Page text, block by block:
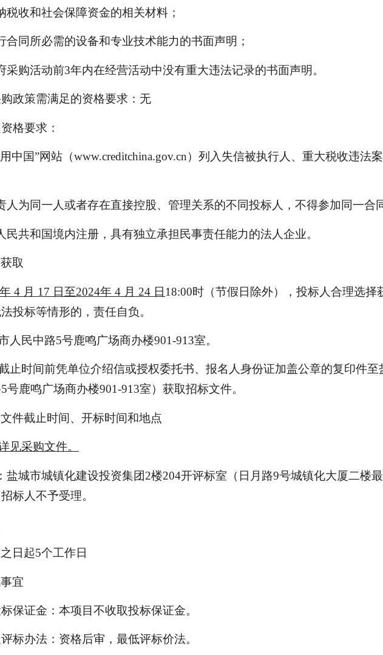
税收和社会保障资金的相关材料；
合同所必需的设备和专业技术能力的书面声明；
采购活动前3年内在经营活动中没有重大违法记录的书面声明。
政策需满足的资格要求：无
格要求：
中国”网站（www.creditchina.gov.cn）列入失信被执行人、重大税收违法
人为同一人或者存在直接控股、管理关系的不同投标人，不得参加同一合
民共和国境内注册，具有独立承担民事责任能力的法人企业。
取
4 月 17 日至2024年 4 月 24 日18:00时（节假日除外），投标人合理选
投标等情形的，责任自负。
人民中路5号鹿鸣广场商办楼901-913室。
止时间前凭单位介绍信或授权委托书、报名人身份证加盖公章的复印件至
5号鹿鸣广场商办楼901-913室）获取招标文件。
件截止时间、开标时间和地点
见采购文件。
盐城市城镇化建设投资集团2楼204开评标室（日月路9号城镇化大厦二楼
标人不予受理。
日起5个工作日
宜
保证金：本项目不收取投标保证金。
标办法：资格后审，最低评标价法。